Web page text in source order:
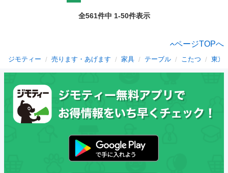
全561件中 1-50件表示
ページTOPへ
ジモティー 売ります・あげます 家具 テーブル こたつ 東京